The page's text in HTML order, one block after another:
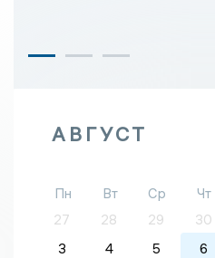
АВГУСТ
Пн Вт Ср Чт
27
28 29 30
3
4 5 6